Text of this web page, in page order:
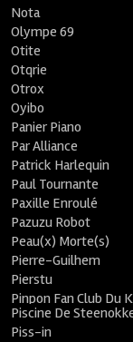
Nota
Olympe 69
Otite
Otqrie
Otrox
Oyibo
Panier Piano
Par Alliance
Patrick Harlequin
Paul Tournante
Paxille Enroulé
Pazuzu Robot
Peau(x) Morte(s)
Pierre-Guilhem
Pierstu
Pinpon Fan Club Du
Piscine De
Piss-in